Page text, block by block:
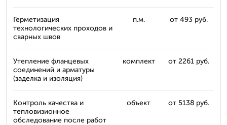
Герметизация
технологических проходов и
сварных швов
п.м. от 493 руб.
Утепление фланцевых
соединений и арматуры
(заделка и изоляция)
комплект от 2261 руб.
Контроль качества и
тепловизионное
обследование после работ
объект от 5138 руб.